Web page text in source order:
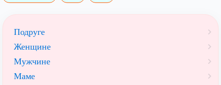
Подруге
Женщине
Мужчине
Маме